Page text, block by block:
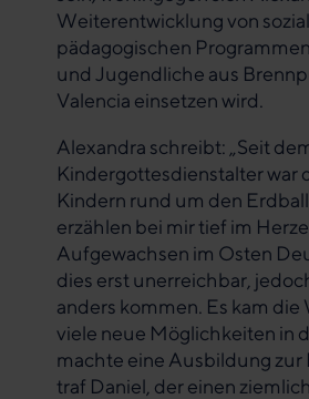
Weiterentwicklung von
pädagogischen
und Jugendliche aus
Valencia einsetzen wird.
Alexandra schreibt: „Seit
Kindergottesdienstalter war
Kindern rund um den
erzählen bei mir tief im
Aufgewachsen im Osten
dies erst unerreichbar,
anders kommen. Es kam die
viele neue Möglichkeiten in
machte eine Ausbildung zur
traf Daniel, der einen